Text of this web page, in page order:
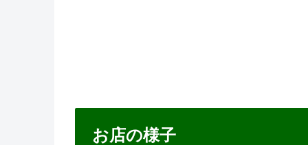
お店の様子